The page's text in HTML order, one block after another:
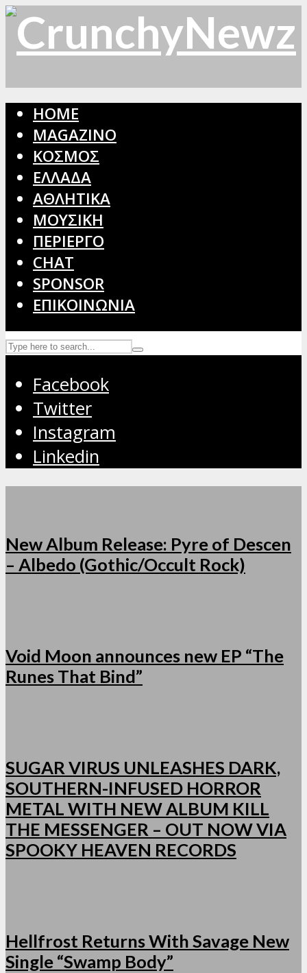
HOME
MAGAZINO
ΚΟΣΜΟΣ
ΕΛΛΑΔΑ
ΑΘΛΗΤΙΚΑ
ΜΟΥΣΙΚΗ
ΠΕΡΙΕΡΓΟ
CHAT
SPONSOR
ΕΠΙΚΟΙΝΩΝΙΑ
Facebook
Twitter
Instagram
Linkedin
New Album Release: Pyre of Descen
– Albedo (Gothic/Occult Rock)
Void Moon announces new EP “The
Runes That Bind”
SUGAR VIRUS UNLEASHES DARK,
SOUTHERN-INFUSED HORROR
METAL WITH NEW ALBUM KILL
THE MESSENGER – OUT NOW VIA
SPOOKY HEAVEN RECORDS
Hellfrost Returns With Savage New
Single “Swamp Body”